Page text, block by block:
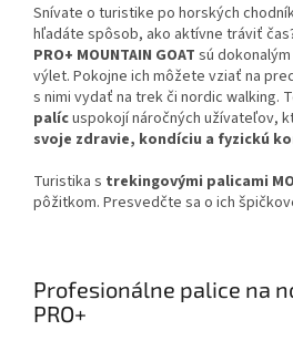
Snívate o turistike po horských
hľadáte spôsob, ako aktívne tráviť
PRO+ MOUNTAIN GOAT sú
výlet. Pokojne ich môžete vziať na
s nimi vydať na trek či nordic walking.
palícuspokojí náročných užívateľov,
svoje zdravie, kondíciu a fyzickú
Turistika s trekingovými palicami
pôžitkom. Presvedčte sa o ich
Profesionálne palice na
PRO+